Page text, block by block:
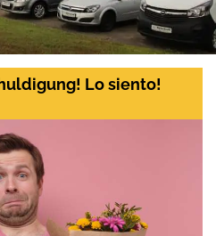
Lo siento!